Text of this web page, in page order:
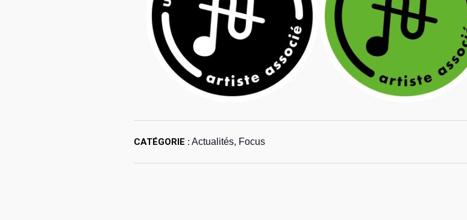
CATÉGORIE : Actualités, Focus